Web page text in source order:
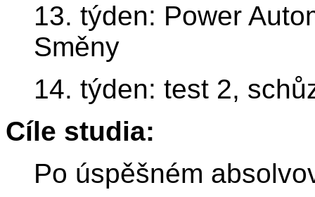
13. týden: Power
Směny
14. týden: test 2,
Cíle studia:
Po úspěšném